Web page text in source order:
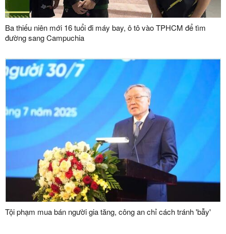
Ba thiếu niên mới 16 tuổi đi máy bay, ô tô vào TPHCM để tìm
đường sang Campuchia
Tội phạm mua bán người gia tăng, công an chỉ cách tránh 'bẫy'